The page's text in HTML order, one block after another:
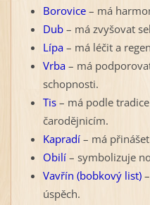
Borovice – má
Dub – má zvyšovat
Lípa – má léčit a
Vrba– má
schopnosti.
Tis– má podle
čarodějnicím.
Kapradí – má
Obilí – symbolizuje
Vavřín (bobkový list)
úspěch.